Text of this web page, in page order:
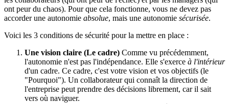
ont peur du chaos). Pour que cela fonctionne, vous ne devez pas
accorder une autonomie absolue, mais une autonomie sécurisée.
Voici les 3 conditions de sécurité pour la mettre en place :
Une vision claire (Le cadre) Comme vu précédemment,
l'autonomie n'est pas l'indépendance. Elle s'exerce à l'intérieur
d'un cadre. Ce cadre, c'est votre vision et vos objectifs (le
"Pourquoi"). Un collaborateur qui connaît la direction de
l'entreprise peut prendre des décisions librement, car il sait
vers où naviguer.